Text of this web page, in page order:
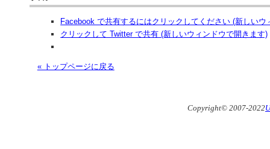
Facebook で共有するにはクリックしてください (新しいウ
クリックして Twitter で共有 (新しいウィンドウで開きます)
« トップページに戻る
Copyright© 2007-2022